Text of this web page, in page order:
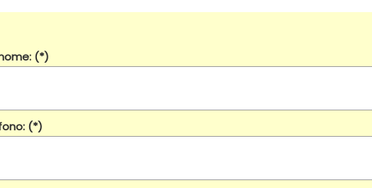
(*)
(*)